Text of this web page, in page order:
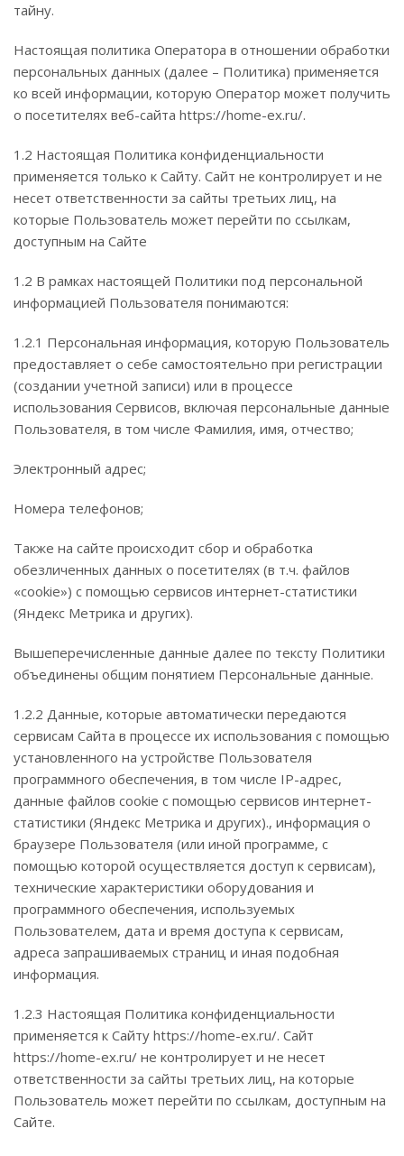
тайну.
Настоящая политика Оператора в отношении обработки
персональных данных (далее – Политика) применяется
ко всей информации, которую Оператор может получить
о посетителях веб-сайта https://home-ex.ru/.
1.2 Настоящая Политика конфиденциальности
применяется только к Сайту. Сайт не контролирует и не
несет ответственности за сайты третьих лиц, на
которые Пользователь может перейти по ссылкам,
доступным на Сайте
1.2 В рамках настоящей Политики под персональной
информацией Пользователя понимаются:
1.2.1 Персональная информация, которую Пользователь
предоставляет о себе самостоятельно при регистрации
(создании учетной записи) или в процессе
использования Сервисов, включая персональные данные
Пользователя, в том числе Фамилия, имя, отчество;
Электронный адрес;
Номера телефонов;
Также на сайте происходит сбор и обработка
обезличенных данных о посетителях (в т.ч. файлов
«cookie») с помощью сервисов интернет-статистики
(Яндекс Метрика и других).
Вышеперечисленные данные далее по тексту Политики
объединены общим понятием Персональные данные.
1.2.2 Данные, которые автоматически передаются
сервисам Сайта в процессе их использования с помощью
установленного на устройстве Пользователя
программного обеспечения, в том числе IP-адрес,
данные файлов cookie с помощью сервисов интернет-
статистики (Яндекс Метрика и других)., информация о
браузере Пользователя (или иной программе, с
помощью которой осуществляется доступ к сервисам),
технические характеристики оборудования и
программного обеспечения, используемых
Пользователем, дата и время доступа к сервисам,
адреса запрашиваемых страниц и иная подобная
информация.
1.2.3 Настоящая Политика конфиденциальности
применяется к Сайту https://home-ex.ru/. Сайт
https://home-ex.ru/ не контролирует и не несет
ответственности за сайты третьих лиц, на которые
Пользователь может перейти по ссылкам, доступным на
Сайте.